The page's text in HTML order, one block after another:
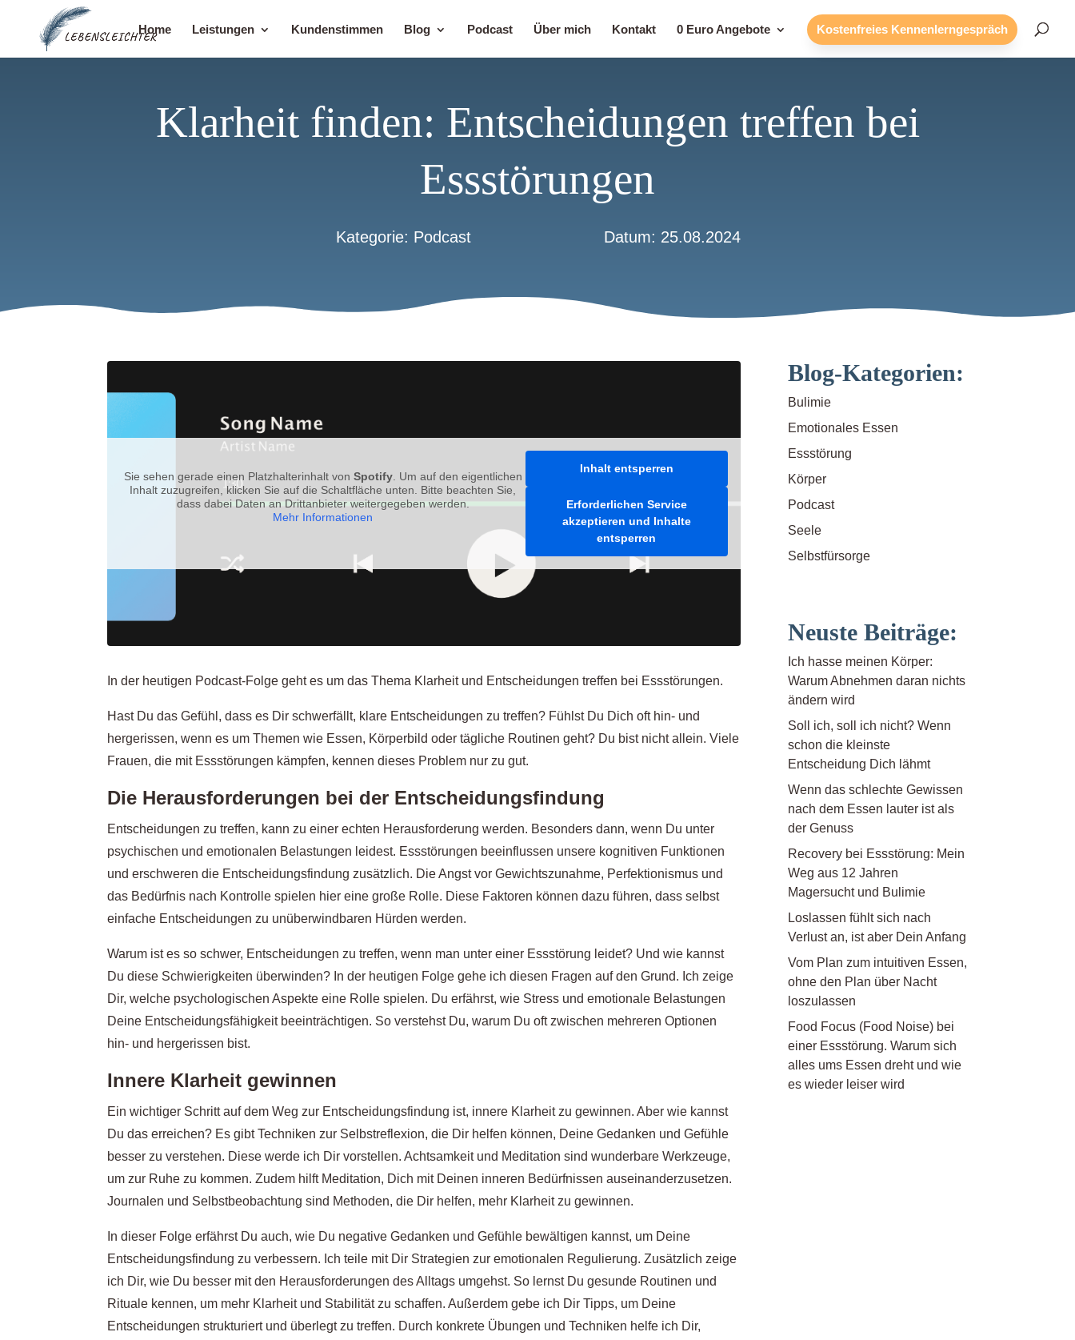
Home Leistungen Kundenstimmen Blog Podcast Über mich Kontakt 0 Euro Angebote Kostenfreies Kennenlerngespräch
Klarheit finden: Entscheidungen treffen bei
Essstörungen
Kategorie: Podcast Datum: 25.08.2024
Sie sehen gerade einen Platzhalterinhalt von Spotify. Um auf den eigentlichen
Inhalt zuzugreifen, klicken Sie auf die Schaltfläche unten. Bitte beachten Sie,
dass dabei Daten an Drittanbieter weitergegeben werden.
Mehr Informationen
Inhalt entsperren
Erforderlichen Service
akzeptieren und Inhalte
entsperren
In der heutigen Podcast-Folge geht es um das Thema Klarheit und Entscheidungen treffen bei Essstörungen.
Hast Du das Gefühl, dass es Dir schwerfällt, klare Entscheidungen zu treffen? Fühlst Du Dich oft hin- und
hergerissen, wenn es um Themen wie Essen, Körperbild oder tägliche Routinen geht? Du bist nicht allein. Viele
Frauen, die mit Essstörungen kämpfen, kennen dieses Problem nur zu gut.
Die Herausforderungen bei der Entscheidungsfindung
Entscheidungen zu treffen, kann zu einer echten Herausforderung werden. Besonders dann, wenn Du unter
psychischen und emotionalen Belastungen leidest. Essstörungen beeinflussen unsere kognitiven Funktionen
und erschweren die Entscheidungsfindung zusätzlich. Die Angst vor Gewichtszunahme, Perfektionismus und
das Bedürfnis nach Kontrolle spielen hier eine große Rolle. Diese Faktoren können dazu führen, dass selbst
einfache Entscheidungen zu unüberwindbaren Hürden werden.
Warum ist es so schwer, Entscheidungen zu treffen, wenn man unter einer Essstörung leidet? Und wie kannst
Du diese Schwierigkeiten überwinden? In der heutigen Folge gehe ich diesen Fragen auf den Grund. Ich zeige
Dir, welche psychologischen Aspekte eine Rolle spielen. Du erfährst, wie Stress und emotionale Belastungen
Deine Entscheidungsfähigkeit beeinträchtigen. So verstehst Du, warum Du oft zwischen mehreren Optionen
hin- und hergerissen bist.
Innere Klarheit gewinnen
Ein wichtiger Schritt auf dem Weg zur Entscheidungsfindung ist, innere Klarheit zu gewinnen. Aber wie kannst
Du das erreichen? Es gibt Techniken zur Selbstreflexion, die Dir helfen können, Deine Gedanken und Gefühle
besser zu verstehen. Diese werde ich Dir vorstellen. Achtsamkeit und Meditation sind wunderbare Werkzeuge,
um zur Ruhe zu kommen. Zudem hilft Meditation, Dich mit Deinen inneren Bedürfnissen auseinanderzusetzen.
Journalen und Selbstbeobachtung sind Methoden, die Dir helfen, mehr Klarheit zu gewinnen.
In dieser Folge erfährst Du auch, wie Du negative Gedanken und Gefühle bewältigen kannst, um Deine
Entscheidungsfindung zu verbessern. Ich teile mit Dir Strategien zur emotionalen Regulierung. Zusätzlich zeige
ich Dir, wie Du besser mit den Herausforderungen des Alltags umgehst. So lernst Du gesunde Routinen und
Rituale kennen, um mehr Klarheit und Stabilität zu schaffen. Außerdem gebe ich Dir Tipps, um Deine
Entscheidungen strukturiert und überlegt zu treffen. Durch konkrete Übungen und Techniken helfe ich Dir,
Blog-Kategorien:
Bulimie
Emotionales Essen
Essstörung
Körper
Podcast
Seele
Selbstfürsorge
Neuste Beiträge:
Ich hasse meinen Körper:
Warum Abnehmen daran nichts
ändern wird
Soll ich, soll ich nicht? Wenn
schon die kleinste
Entscheidung Dich lähmt
Wenn das schlechte Gewissen
nach dem Essen lauter ist als
der Genuss
Recovery bei Essstörung: Mein
Weg aus 12 Jahren
Magersucht und Bulimie
Loslassen fühlt sich nach
Verlust an, ist aber Dein Anfang
Vom Plan zum intuitiven Essen,
ohne den Plan über Nacht
loszulassen
Food Focus (Food Noise) bei
einer Essstörung. Warum sich
alles ums Essen dreht und wie
es wieder leiser wird